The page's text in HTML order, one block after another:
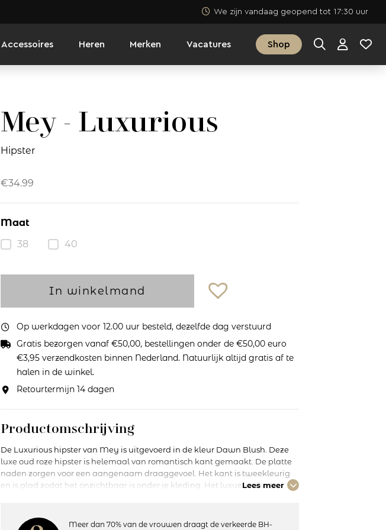
We zijn vandaag geopend tot 17:30 uur
Accessoires Heren Merken Vacatures Shop
Mey - Luxurious
Hipster
€34.99
Maat
38
40
In winkelmand
Op werkdagen voor 12.00 uur besteld, dezelfde dag verstuurd
Gratis bezorgen vanaf €50,00, bestellingen onder de €50,00 euro
€3,95 verzendkosten binnen Nederland. Natuurlijk altijd gratis af te
halen in de winkel.
Retourtermijn 14 dagen
Productomschrijving
De Luxurious hipster van Mey is uitgevoerd in de kleur Dawn Blush. Deze
luxe oud roze hipster is helemaal van romantisch kant gemaakt. De platte
naden zorgen voor een aangenaam draaggevoel. Het kant is tweekleurig
en is glad zodat het onzichtbaar is onder je kleding. Het luxueuze kant
met de andere items uit de Luxurious serie om je set compleet te maken.
Lees meer
Meer dan 70% van de vrouwen draagt de verkeerde BH-